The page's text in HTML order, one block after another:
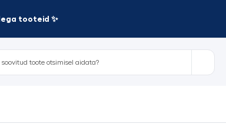
tooteid ✨